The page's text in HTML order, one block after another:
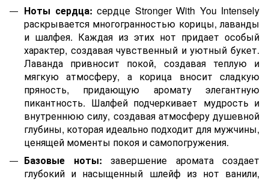
Ноты сердца: сердце Stronger With You Intensely
раскрывается многогранностью корицы, лаванды
и шалфея. Каждая из этих нот придает особый
характер, создавая чувственный и уютный букет.
Лаванда привносит покой, создавая теплую и
мягкую атмосферу, а корица вносит сладкую
пряность, придающую аромату элегантную
пикантность. Шалфей подчеркивает мудрость и
внутреннюю силу, создавая атмосферу душевной
глубины, которая идеально подходит для мужчины,
ценящей моменты покоя и самопогружения.
Базовые ноты: завершение аромата создает
глубокий и насыщенный шлейф из нот ванили,